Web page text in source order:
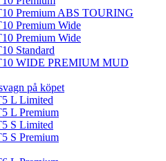
Premium ABS TOURING
Premium Wide
Premium Wide
Standard
WIDE PREMIUM MUD
på köpet
L Limited
L Premium
S Limited
S Premium